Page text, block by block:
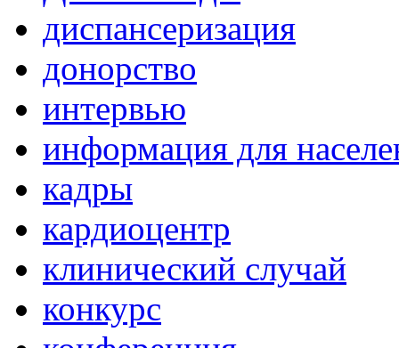
диспансеризация
донорство
интервью
информация для
кадры
кардиоцентр
клинический случай
конкурс